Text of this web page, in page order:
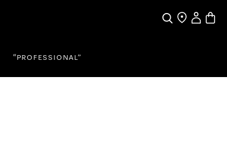
PaieškaPardavėjų
“PROFESSIONAL”